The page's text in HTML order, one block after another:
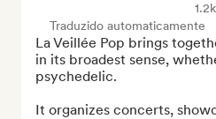
1.2k
Traduzido automaticamente
La Veillée Pop brings
in its broadest sense,
psychedelic.
It organizes concerts,